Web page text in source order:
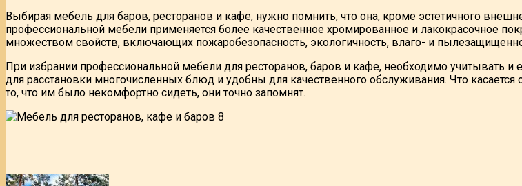
Выбирая мебель для баров, ресторанов и кафе, нужно помнить, что она, кроме эстетичного
профессиональной мебели применяется более качественное хромированное и лакокрасочное
множеством свойств, включающих пожаробезопасность, экологичность, влаго- и
При избрании профессиональной мебели для ресторанов, баров и кафе, необходимо учитывать
для расстановки многочисленных блюд и удобны для качественного обслуживания. Что
то, что им было некомфортно сидеть, они точно запомнят.